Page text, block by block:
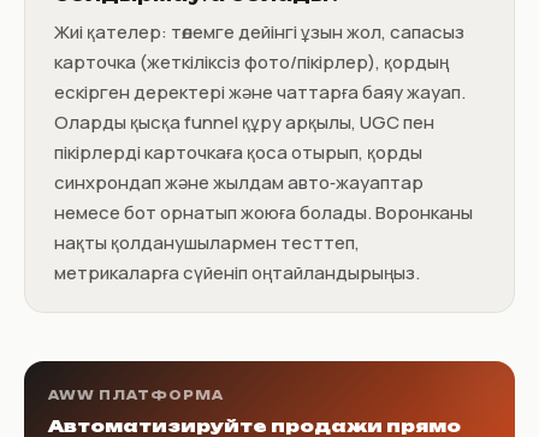
Жиі қателер: төлемге дейінгі ұзын жол, сапасыз
карточка (жеткіліксіз фото/пікірлер), қордың
ескірген деректері және чаттарға баяу жауап.
Оларды қысқа funnel құру арқылы, UGC пен
пікірлерді карточкаға қоса отырып, қорды
синхрондап және жылдам авто‑жауаптар
немесе бот орнатып жоюға болады. Воронканы
нақты қолданушылармен тесттеп,
метрикаларға сүйеніп оңтайландырыңыз.
AWW ПЛАТФОРМА
Автоматизируйте продажи прямо